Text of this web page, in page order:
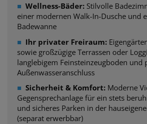
■ Wellness-Bäder: Stilvolle
einer modernen Walk-In-Dusche und
Badewanne
■ Ihr privater Freiraum:
sowie großzügige Terrassen oder
langlebigem Feinsteinzeugboden und
Außenwasseranschluss
■ Sicherheit & Komfort: Moderne
Gegensprechanlage für ein stets
und sicheres Parken in der
(separat erwerbbar)